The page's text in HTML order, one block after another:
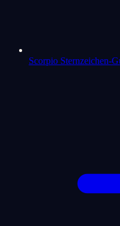
Scorpio Sternzeichen-